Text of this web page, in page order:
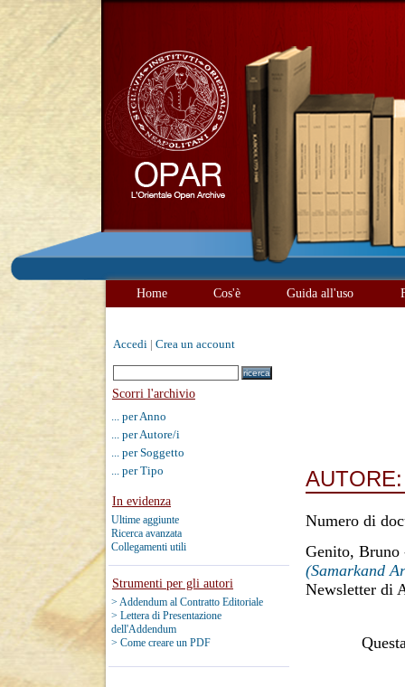
Home Cos'è Guida all'uso
Accedi Crea un account
Scorri l'archivio
... per Anno
... per Autore/i
... per Soggetto
... per Tipo
In evidenza
Ultime aggiunte
Ricerca avanzata
Collegamenti utili
Strumenti per gli autori
> Addendum al Contratto Editoriale
> Lettera di Presentazione
dell'Addendum
> Come creare un PDF
Numero di
Genito, Bruno
(Samarkand
Newsletter di